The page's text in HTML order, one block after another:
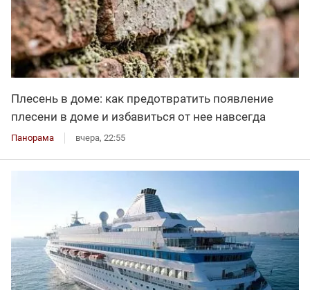
Плесень в доме: как предотвратить появление
плесени в доме и избавиться от нее навсегда
Панорама вчера, 22:55